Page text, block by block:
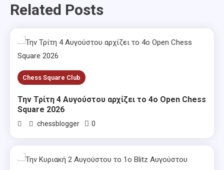
Related Posts
Chess Square Club
Την Τρίτη 4 Αυγούστου αρχίζει το 4ο Open Chess
Square 2026
chessblogger 0